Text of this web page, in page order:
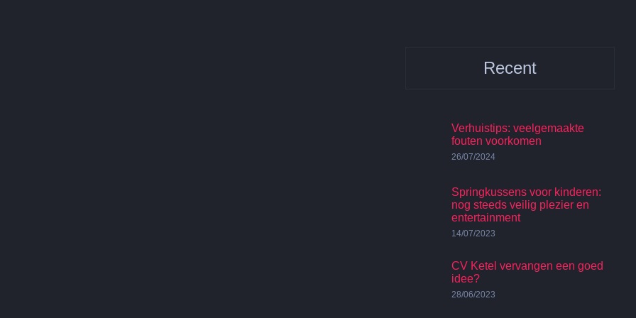
Recent
Verhuistips: veelgemaakte
fouten voorkomen
26/07/2024
Springkussens voor kinderen:
nog steeds veilig plezier en
entertainment
14/07/2023
CV Ketel vervangen een goed
idee?
28/06/2023